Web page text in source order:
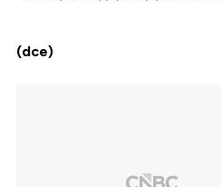
(dce)